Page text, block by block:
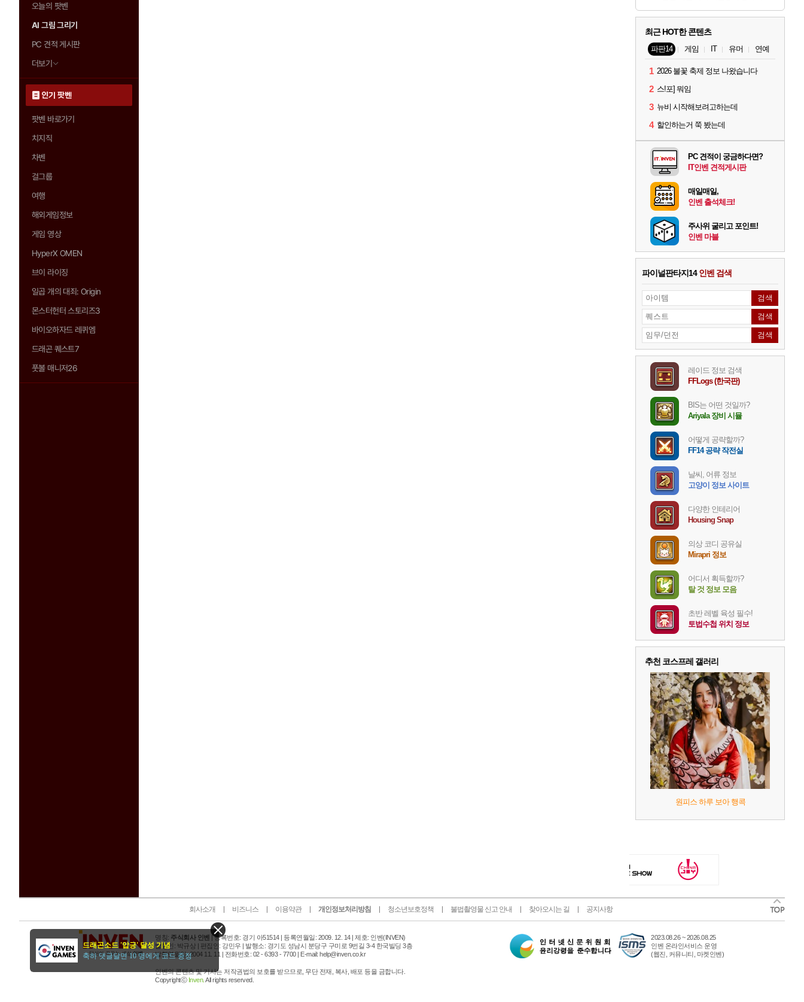
오늘의 팟벤
AI 그림 그리기
PC 견적 게시판
더보기
인기 팟벤
팟벤 바로가기
치지직
차벤
걸그룹
여행
해외게임정보
게임 영상
HyperX OMEN
브이 라이징
일곱 개의 대죄: Origin
몬스터헌터 스토리즈3
바이오하자드 레퀴엠
드래곤 퀘스트7
풋볼 매니저26
최근 HOT한 콘텐츠
파판14 게임 IT 유머 연예
1 2026 불꽃 축제 정보 나왔습니다
2 스!포] 뭐임
3 뉴비 시작해보려고하는데
4 할인하는거 쭉 봤는데
PC 견적이 궁금하다면?
IT인벤 견적게시판
매일매일,
인벤 출석체크!
주사위 굴리고 포인트!
인벤 마블
파이널판타지14인벤 검색
레이드 정보 검색
FFLogs (한국판)
BIS는 어떤 것일까?
Ariyala 장비 시뮬
어떻게 공략할까?
FF14 공략 작전실
날씨, 어류 정보
고양이 정보 사이트
다양한 인테리어
Housing Snap
의상 코디 공유실
Mirapri 정보
어디서 획득할까?
탈 것 정보 모음
초반 레벨 육성 필수!
토법수첩 위치 정보
추천 코스프레 갤러리
원피스 하루 보아 행콕
회사소개 비즈니스 이용약관 개인정보처리방침 청소년보호정책 불법촬영물 신고 안내 찾아오시는 길 공지사항
명칭: 주식회사 인벤 | 등록번호: 경기 아51514 | 등록연월일: 2009. 12. 14 | 제호: 인벤 (INVEN)
발행인: 박규상 | 편집인: 강민우 | 발행소: 경기도 성남시 분당구 구미로 9번길 3-4 한국빌딩 3층
발행연월일: 2004 11. 11 |
전화번호: 02 - 6393 - 7700 | E-mail: help@inven.co.kr
인벤의 콘텐츠 및 기사는 저작권법의 보호를 받으므로, 무단 전재, 복사, 배포 등을 금합니다.
Copyrightⓒ Inven. All rights reserved.
터
2023.08.26 ~ 2026.08.25
인벤 온라인서비스 운영
(웹진, 커뮤니티, 마켓인벤)
드래곤소드 '압긍' 달성 기념
축하 댓글달면 10 명에게 코드 증정